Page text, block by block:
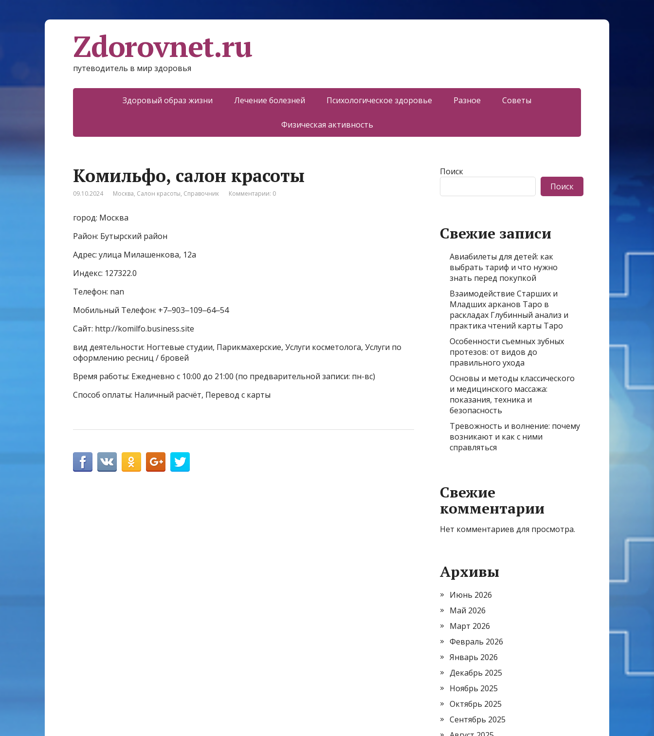
Zdorovnet.ru
путеводитель в мир здоровья
Здоровый образ жизни Лечение болезней Психологическое здоровье Разное Советы
Физическая активность
Комильфо, салон красоты
09.10.2024 Москва, Салон красоты, Справочник Комментарии: 0
город: Москва
Район: Бутырский район
Адрес: улица Милашенкова, 12а
Индекс: 127322.0
Телефон: nan
Мобильный Телефон: +7‒903‒109‒64‒54
Сайт: http://komilfo.business.site
вид деятельности: Ногтевые студии, Парикмахерские, Услуги косметолога, Услуги по
оформлению ресниц / бровей
Время работы: Ежедневно с 10:00 до 21:00 (по предварительной записи: пн-вс)
Способ оплаты: Наличный расчёт, Перевод с карты
Поиск
Поиск
Свежие записи
Авиабилеты для детей: как
выбрать тариф и что нужно
знать перед покупкой
Взаимодействие Старших и
Младших арканов Таро в
раскладах Глубинный анализ и
практика чтений карты Таро
Особенности съемных зубных
протезов: от видов до
правильного ухода
Основы и методы классического
и медицинского массажа:
показания, техника и
безопасность
Тревожность и волнение: почему
возникают и как с ними
справляться
Свежие
комментарии
Нет комментариев для просмотра.
Архивы
Июнь 2026
Май 2026
Март 2026
Февраль 2026
Январь 2026
Декабрь 2025
Ноябрь 2025
Октябрь 2025
Сентябрь 2025